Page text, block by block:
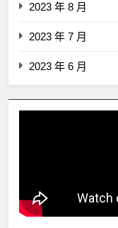
2023 年 8 月
2023 年 7 月
2023 年 6 月